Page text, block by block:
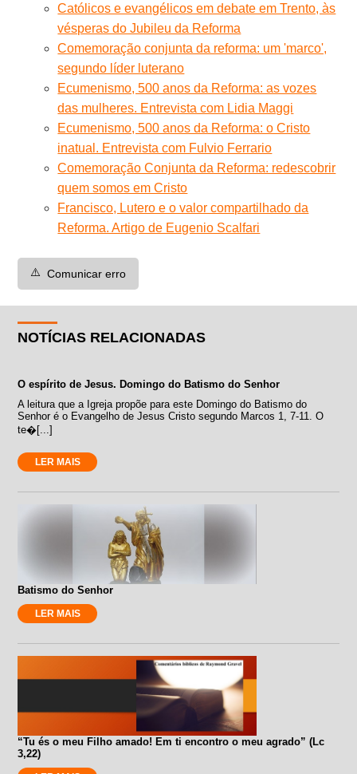
Católicos e evangélicos em debate em Trento, às
vésperas do Jubileu da Reforma
Comemoração conjunta da reforma: um 'marco',
segundo líder luterano
Ecumenismo, 500 anos da Reforma: as vozes
das mulheres. Entrevista com Lidia Maggi
Ecumenismo, 500 anos da Reforma: o Cristo
inatual. Entrevista com Fulvio Ferrario
Comemoração Conjunta da Reforma: redescobrir
quem somos em Cristo
Francisco, Lutero e o valor compartilhado da
Reforma. Artigo de Eugenio Scalfari
⚠️ Comunicar erro
NOTÍCIAS RELACIONADAS
O espírito de Jesus. Domingo do Batismo do Senhor
A leitura que a Igreja propõe para este Domingo do Batismo do
Senhor é o Evangelho de Jesus Cristo segundo Marcos 1, 7-11. O
te�[...]
LER MAIS
Batismo do Senhor
LER MAIS
“Tu és o meu Filho amado! Em ti encontro o meu agrado” (Lc
3,22)